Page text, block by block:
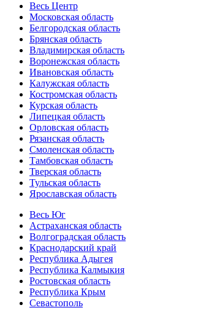
Весь Центр
Московская область
Белгородская область
Брянская область
Владимирская область
Воронежская область
Ивановская область
Калужская область
Костромская область
Курская область
Липецкая область
Орловская область
Рязанская область
Смоленская область
Тамбовская область
Тверская область
Тульская область
Ярославская область
Весь Юг
Астраханская область
Волгоградская область
Краснодарский край
Республика Адыгея
Республика Калмыкия
Ростовская область
Республика Крым
Севастополь